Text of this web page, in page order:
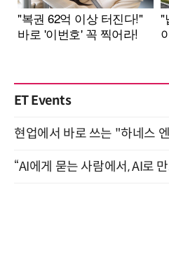
ET Events